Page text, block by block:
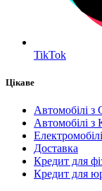
TikTok
Цікаве
Автомобілі
Автомобілі з
Електромобілі
Доставка
Кредит для
Кредит для